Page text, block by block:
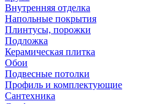
Внутренняя отделка
Напольные покрытия
Плинтусы, порожки
Подложка
Керамическая плитка
Обои
Подвесные потолки
Профиль и комплектующие
Сантехника